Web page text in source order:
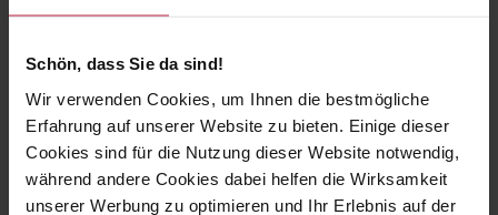
Schön, dass Sie da sind!
Wir verwenden Cookies, um Ihnen die bestmögliche
Erfahrung auf unserer Website zu bieten. Einige dieser
Cookies sind für die Nutzung dieser Website notwendig,
während andere Cookies dabei helfen die Wirksamkeit
unserer Werbung zu optimieren und Ihr Erlebnis auf der
Vom Feinsten Gourmet centre with Chicken, egg
+ ham
€21.78 (8.22% saved)